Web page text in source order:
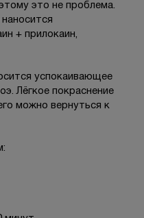
это не проблема.
+ прилокаин,
успокаивающее
Лёгкое покраснение
можно вернуться к